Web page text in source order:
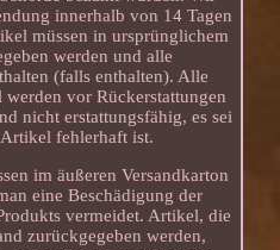
innerhalb von 14 Tagen
müssen in ursprünglichem
werden und alle
(falls enthalten). Alle
vor Rückerstattungen
nicht erstattungsfähig, es sei
fehlerhaft ist.
im äußeren Versandkarton
eine Beschädigung der
vermeidet. Artikel, die
zurückgegeben werden,